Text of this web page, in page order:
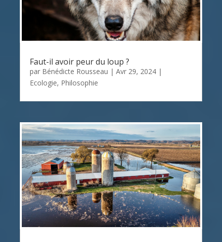
Faut-il avoir peur du loup ?
par Bénédicte Rousseau | Avr 29, 2024 |
Ecologie, Philosophie